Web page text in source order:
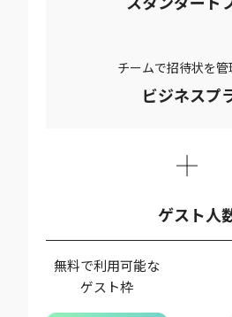
チームで招待状を管
ビジネスプ
ゲスト人
無料で利用可能な
ゲスト枠